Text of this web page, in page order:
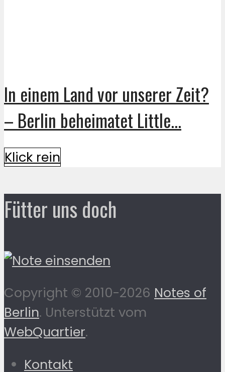
In einem Land vor unserer Zeit?
– Berlin beheimatet Little...
Klick rein
Fütter uns doch
Copyright © 2010-2026 Notes of
Berlin. Unterstützt vom
WebQuartier.
Kontakt